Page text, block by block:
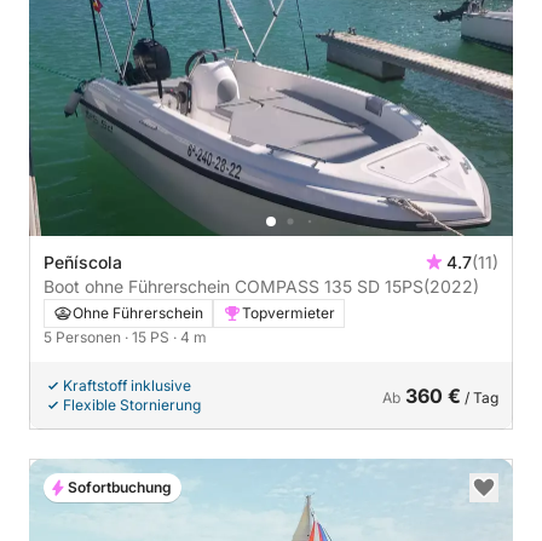
Peñíscola 4.7(11)
Boot ohne Führerschein COMPASS 135 SD 15PS(2022)
Ohne Führerschein
Topvermieter
5 Personen · 15 PS · 4 m
Kraftstoff inklusive
Flexible Stornierung
Ab 360 € / Tag
Sofortbuchung